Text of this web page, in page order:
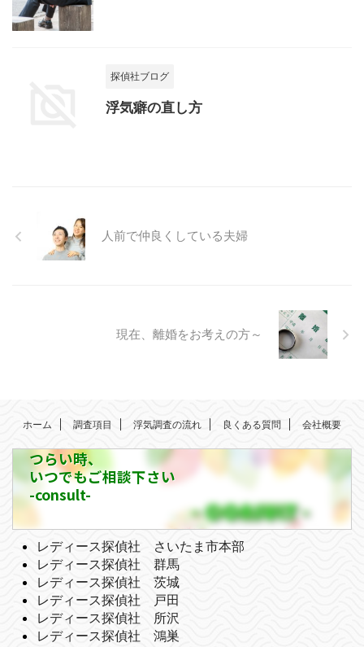
探偵社ブログ
浮気癖の直し方
人前で仲良くしている夫婦
現在、離婚をお考えの方～
ホーム 調査項目 浮気調査の流れ 良くある質問 会社概要
つらい時、
いつでもご相談下さい
-consult-
レディース探偵社 さいたま市本部
レディース探偵社 群馬
レディース探偵社 茨城
レディース探偵社 戸田
レディース探偵社 所沢
レディース探偵社 鴻巣